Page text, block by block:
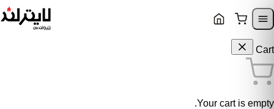
Skip to navigation
Cart
Your cart is empty.